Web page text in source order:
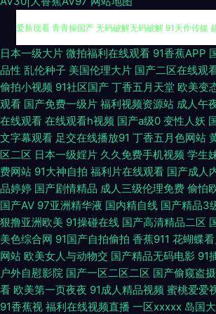
日本se情 97超碰人人操射 色宗合社区 影音先锋AV
爱新现看 青青操国产 无码破解无码破解 91天作传媒
人人肏屄 中文字幕9在线看 www欧美粗大 欧美野外
碰人人操 成人精品鲁一鲁 欧美的精品的视频 五月天
频色色 成人av色导航 视频一区11 51国产成人自拍
色 极品伪娘TS 伦理aV电影院 日本AV在线播放 91传
夜在线 三级片日韩有码 影音先锋亚洲AV 伊人网成人
网站 91探花视频网站 avwww深夜 玖草在线资源站
日本一级大片 微拍福利在线观看 91香蕉APP
品性 乱伦种子 美国伦理大片 国产二区在线观
偷拍小视频 91社区国产 丁香五月天堂 欧美变
观看 国产免费一级片 福利视频资源站 成人午
在线观看 在线观看h视频 国产a级0 变性人妖
文字幕观看 足交在线播放91 丁香五月色网站
区二区 日本一级婬片 久久免费手机视频 学生
费网站 91大神自拍 福利片在线观看 国产成人
品婷婷 国产剧情精品 成人三级伦理免费 偷怕
国产AV 97亚洲精华液 国内精自线 国产精品3
狠撸亚洲欧美 91操碰在线 国产高清精品二区
美色综合网 91国产自拍偷拍 香蕉911 花蝴蝶
网站 欧美女人与动物交 国产精品无码电影 91
户外自慰影院 国产一区二区二区 国产偷窥盗
看 欧美第一页夜夜 91成人精品视频 蜜桃爱爱
91香蕉视 福利在线视频直播 一区xxxxx 岛国